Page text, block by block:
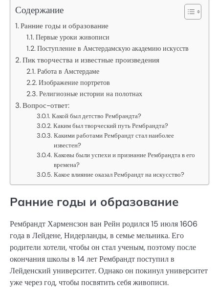
Содержание
Ранние годы и образование
Первые уроки живописи
Поступление в Амстердамскую академию искусств
Пик творчества и известные произведения
Работа в Амстердаме
Изображение портретов
Религиозные истории на полотнах
Вопрос-ответ:
Какой был детство Рембрандта?
Каким был творческий путь Рембрандта?
Какими работами Рембрандт стал наиболее
известен?
Каковы были успехи и признание Рембрандта в его
времена?
Какое влияние оказал Рембрандт на искусство?
Ранние годы и образование
Рембрандт Харменсзон ван Рейн родился 15 июля 1606
года в Лейдене, Нидерланды, в семье мельника. Его
родители хотели, чтобы он стал ученым, поэтому после
окончания школы в 14 лет Рембрандт поступил в
Лейденский университет. Однако он покинул университет
уже через год, чтобы посвятить себя живописи.